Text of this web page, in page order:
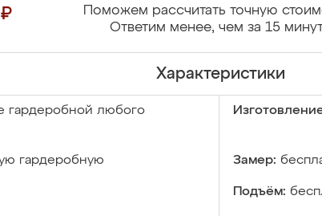
Поможем рассчитать точную
Ответим менее, чем за 15
Характеристики
гардеробной любого
гардеробную Замер:
Подъём: